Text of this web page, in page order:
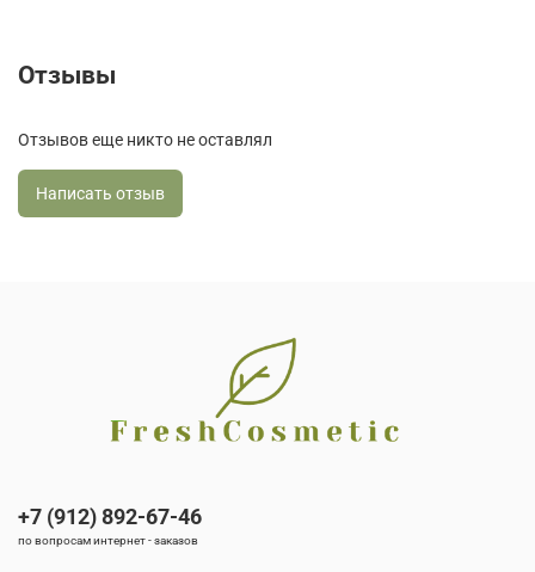
Отзывы
Отзывов еще никто не оставлял
Написать отзыв
+7 (912) 892-67-46
по вопросам интернет - заказов